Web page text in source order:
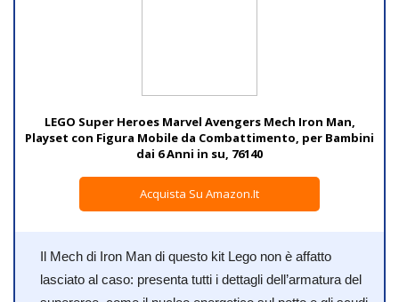
LEGO Super Heroes Marvel Avengers Mech Iron Man,
Playset con Figura Mobile da Combattimento, per Bambini
dai 6 Anni in su, 76140
Acquista Su Amazon.it
Il Mech di Iron Man di questo kit Lego non è affatto
lasciato al caso: presenta tutti i dettagli dell’armatura del